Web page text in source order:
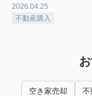
2026.04.25
不動産購入
空き家売却 不